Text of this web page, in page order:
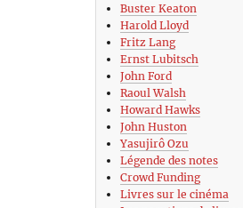
Buster Keaton
Harold Lloyd
Fritz Lang
Ernst Lubitsch
John Ford
Raoul Walsh
Howard Hawks
John Huston
Yasujirô Ozu
Légende des notes
Crowd Funding
Livres sur le cinéma